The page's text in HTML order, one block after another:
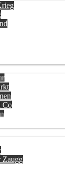
Co
Zaugg